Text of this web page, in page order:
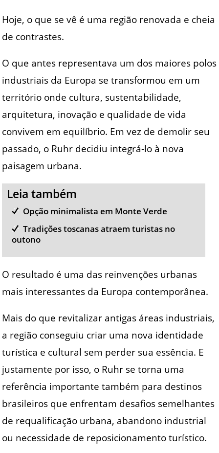
Hoje, o que se vê é uma região renovada e cheia
de contrastes.
O que antes representava um dos maiores polos
industriais da Europa se transformou em um
território onde cultura, sustentabilidade,
arquitetura, inovação e qualidade de vida
convivem em equilíbrio. Em vez de demolir seu
passado, o Ruhr decidiu integrá-lo à nova
paisagem urbana.
Leia também
Opção minimalista em Monte Verde
Tradições toscanas atraem turistas no
outono
O resultado é uma das reinvenções urbanas
mais interessantes da Europa contemporânea.
Mais do que revitalizar antigas áreas industriais,
a região conseguiu criar uma nova identidade
turística e cultural sem perder sua essência. E
justamente por isso, o Ruhr se torna uma
referência importante também para destinos
brasileiros que enfrentam desafios semelhantes
de requalificação urbana, abandono industrial
ou necessidade de reposicionamento turístico.